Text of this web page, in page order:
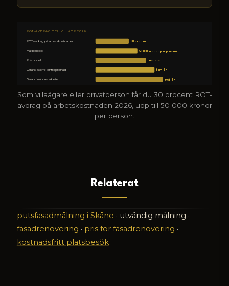
ROT-AVDRAG OCH VILLKOR 2026
ROT-avdrag på arbetskostnaden 30 procent
Maxbelopp 50 000 kronor per person
Prismodell fast pris
Garanti större entreprenad fem år
Garanti mindre arbete två år
Som villaägare eller privatperson får du 30 procent ROT-
avdrag på arbetskostnaden 2026, upp till 50 000 kronor
per person.
Relaterat
putsfasadmålning i Skåne · utvändig målning ·
fasadrenovering · pris för fasadrenovering ·
kostnadsfritt platsbesök